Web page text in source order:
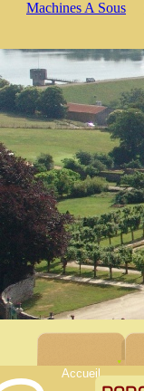
Machines A Sous
Accueil